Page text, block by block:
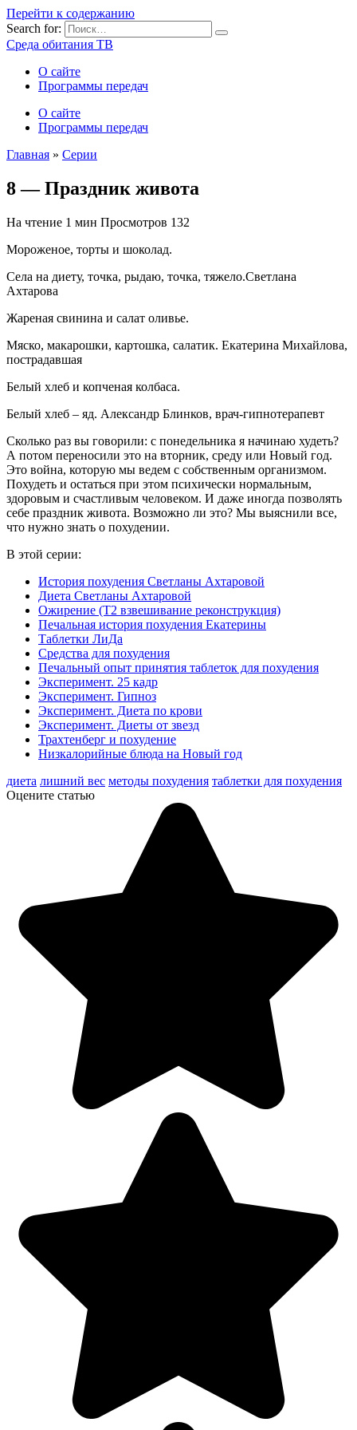
Перейти к содержанию
Search for:
Среда обитания ТВ
О сайте
Программы передач
О сайте
Программы передач
Главная » Серии
8 — Праздник живота
На чтение 1 мин Просмотров 132
Мороженое, торты и шоколад.
Села на диету, точка, рыдаю, точка, тяжело.Светлана
Ахтарова
Жареная свинина и салат оливье.
Мяско, макарошки, картошка, салатик. Екатерина Михайлова,
пострадавшая
Белый хлеб и копченая колбаса.
Белый хлеб – яд. Александр Блинков, врач-гипнотерапевт
Сколько раз вы говорили: с понедельника я начинаю худеть?
А потом переносили это на вторник, среду или Новый год.
Это война, которую мы ведем с собственным организмом.
Похудеть и остаться при этом психически нормальным,
здоровым и счастливым человеком. И даже иногда позволять
себе праздник живота. Возможно ли это? Мы выяснили все,
что нужно знать о похудении.
В этой серии:
История похудения Светланы Ахтаровой
Диета Светланы Ахтаровой
Ожирение (Т2 взвешивание реконструкция)
Печальная история похудения Екатерины
Таблетки ЛиДа
Средства для похудения
Печальный опыт принятия таблеток для похудения
Эксперимент. 25 кадр
Эксперимент. Гипноз
Эксперимент. Диета по крови
Эксперимент. Диеты от звезд
Трахтенберг и похудение
Низкалорийные блюда на Новый год
диета лишний вес методы похудения таблетки для похудения
Оцените статью